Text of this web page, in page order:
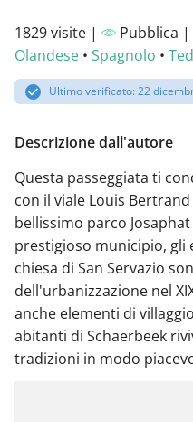
1829 visite | Pubblica |
Olandese • Spagnolo •
Ultimo verificato: 22
Descrizione dall'autore
Questa passeggiata ti
con il viale Louis
bellissimo parco
prestigioso municipio, gli
chiesa di San Servazio
dell'urbanizzazione nel
anche elementi di
abitanti di Schaerbeek
tradizioni in modo